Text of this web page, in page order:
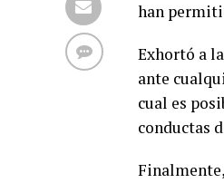
han
Exhortó a
ante
cual es
conductas